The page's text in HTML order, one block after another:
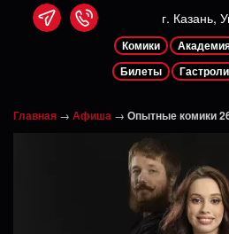
г. Казань,
Комики
Билеты
Гастроли
Главная → Афиша → Опытные комики